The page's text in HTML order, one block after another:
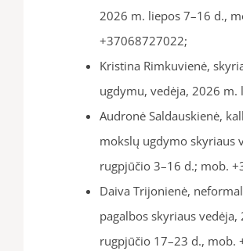
2026 m. liepos 7–16 d.,
+37068727022;
Kristina Rimkuvienė,
ugdymu, vedėja, 2026 m.
Audronė Saldauskienė,
mokslų ugdymo skyriaus
rugpjūčio 3–16 d.; mob.
Daiva Trijonienė,
pagalbos skyriaus vedėja,
rugpjūčio 17–23 d., mob.